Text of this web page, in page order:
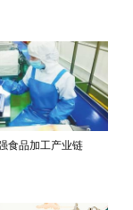
食品加工产业链